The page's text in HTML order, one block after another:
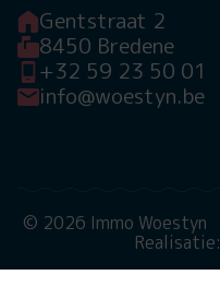
Gentstraat 2
8450 Bredene
+32 59 23 50 01
info@woestyn.be
© 2026 Immo Woestyn